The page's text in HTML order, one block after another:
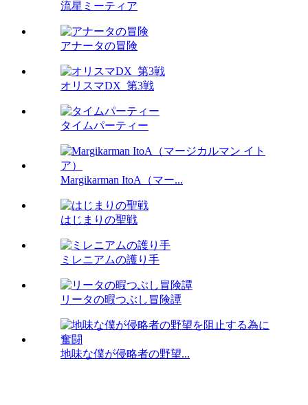
流星ミーティア
アナータの冒険
オリスマDX_第3戦
タイムパーティー
Margikarman ItoA（マー...
はじまりの聖戦
ミレニアムの護り手
リータの暇つぶし冒険譚
地味な僕が侵略者の野望...